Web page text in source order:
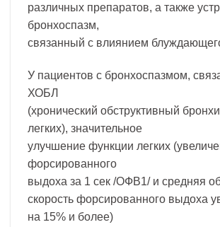
различных препаратов, а также
бронхоспазм,
связанный с влиянием
У пациентов с бронхоспазмом,
ХОБЛ
(хронический обструктивный
легких), значительное
улучшение функции легких
форсированного
выдоха за 1 сек /ОФВ1/ и средняя
скорость форсированного выдоха
на 15% и более)